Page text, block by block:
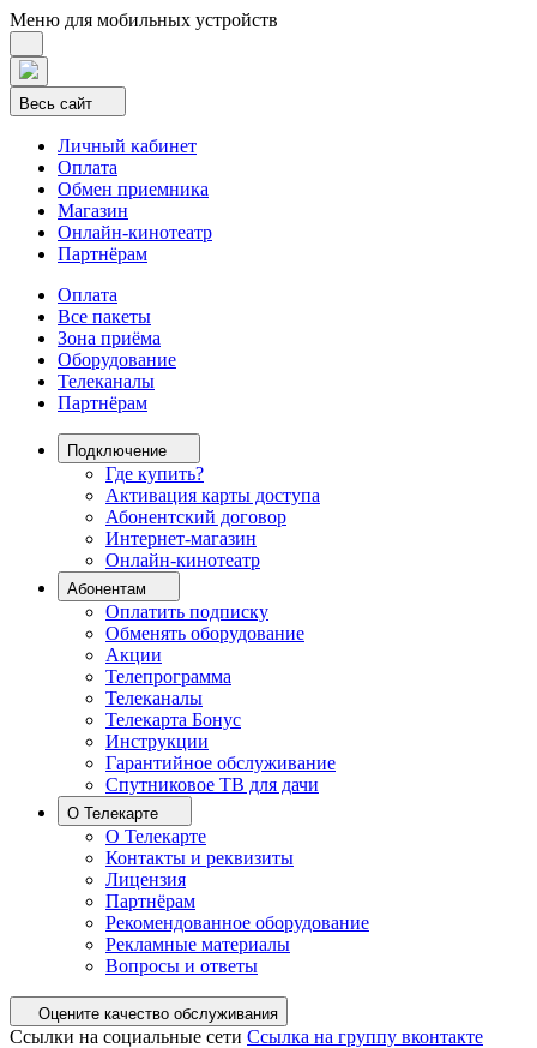
Меню для мобильных устройств
Весь сайт
Личный кабинет
Оплата
Обмен приемника
Магазин
Онлайн-кинотеатр
Партнёрам
Оплата
Все пакеты
Зона приёма
Оборудование
Телеканалы
Партнёрам
Подключение
Где купить?
Активация карты доступа
Абонентский договор
Интернет-магазин
Онлайн-кинотеатр
Абонентам
Оплатить подписку
Обменять оборудование
Акции
Телепрограмма
Телеканалы
Телекарта Бонус
Инструкции
Гарантийное обслуживание
Спутниковое ТВ для дачи
О Телекарте
О Телекарте
Контакты и реквизиты
Лицензия
Партнёрам
Рекомендованное оборудование
Рекламные материалы
Вопросы и ответы
Оцените качество обслуживания
Ссылки на социальные сети Ссылка на группу вконтакте